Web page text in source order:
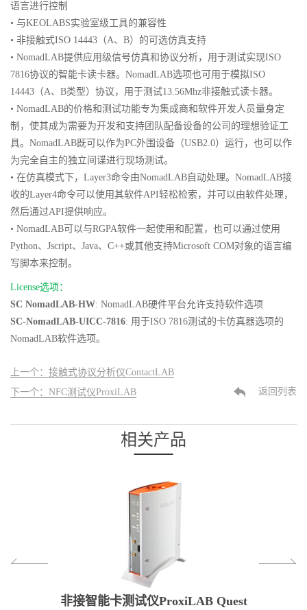
语言进行控制
• 与KEOLABS实验室级工具的兼容性
• 非接触式ISO 14443（A、B）的可选仿真支持
• NomadLAB提供应用级信号仿真和协议分析，用于测试实现ISO
7816协议的智能卡读卡器。NomadLAB选项也可用于模拟ISO
14443（A、B类型）协议，用于测试13.56Mhz非接触式读卡器。
• NomadLAB的价格和测试功能专为集成商和软件开发人员量身定
制，使其成为需要为开发和支持团队配备设备的公司的理想验证工
具。NomadLAB既可以作为PC外围设备（USB2.0）运行，也可以作
为完全自主的独立间谍进行现场测试。
• 在仿真模式下，Layer3命令由NomadLAB自动处理。NomadLAB接
收的Layer4命令可以使用其软件API轻松检索，并可以由软件处理，
然后通过API提供响应。
• NomadLAB可以与RGPA软件一起使用和配置，也可以通过使用
Python、Jscript、Java、C++或其他支持Microsoft COM对象的语言编
写脚本来控制。
License选项：
SC NomadLAB-HW: NomadLAB硬件平台允许支持软件选项
SC-NomadLAB-UICC-7816: 用于ISO 7816测试的卡仿真器选项的
NomadLAB软件选项。
上一个：接触式协议分析仪ContactLAB
下一个：NFC测试仪ProxiLAB
返回列表
相关产品
非接智能卡测试仪ProxiLAB Quest